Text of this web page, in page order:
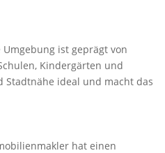
ist geprägt von
Kindergärten und
ideal und macht das
hat einen